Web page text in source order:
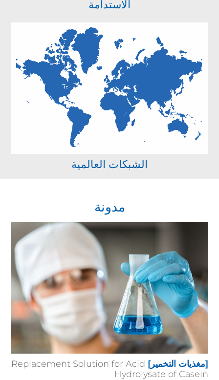
الاستدامة
الشبكات العالمية
مدونة
[مغذيات التخمير] Replacement Solution for Acid
Hydrolysate of Casein